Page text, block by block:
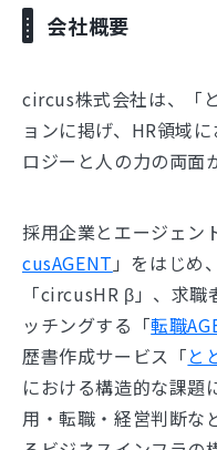
会社概要
circus株式会社は、「
ョンに掲げ、HR領域
ロジーと人の力の両面
採用企業とエージェン
cusAGENT 」をはじめ
「circusHR β」、求
ッチングする「転職
歴書作成サービス「と
における構造的な課題
用・転職・経営判断な